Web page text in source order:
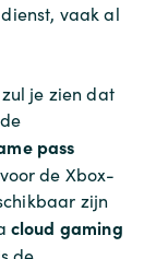
vaak al
je zien dat
pass
de Xbox-
zijn
cloud gaming